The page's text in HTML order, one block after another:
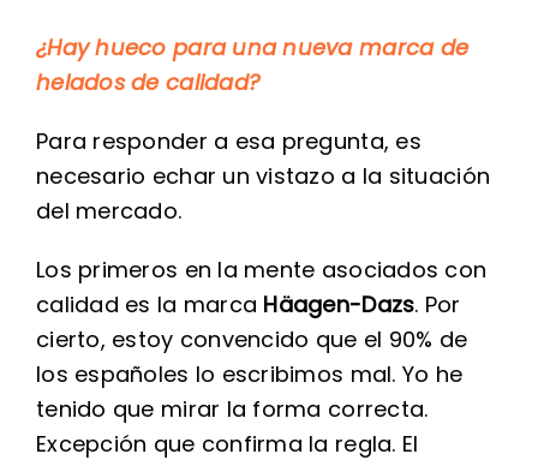
¿Hay hueco para una nueva marca de
helados de calidad?
Para responder a esa pregunta, es
necesario echar un vistazo a la situación
del mercado.
Los primeros en la mente asociados con
calidad es la marca Häagen-Dazs. Por
cierto, estoy convencido que el 90% de
los españoles lo escribimos mal. Yo he
tenido que mirar la forma correcta.
Excepción que confirma la regla. El